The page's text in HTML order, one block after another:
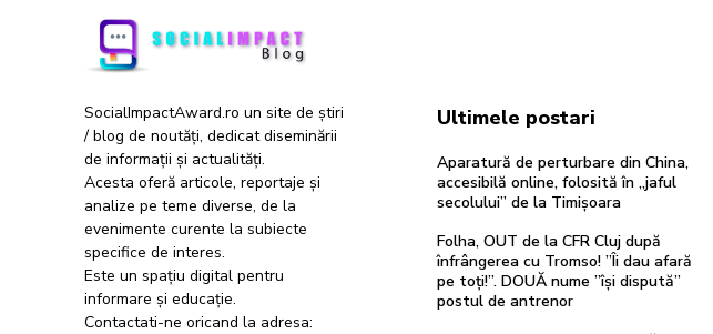
SocialImpactAward.ro un site de știri
/ blog de noutăți, dedicat diseminării
de informații și actualități.
Acesta oferă articole, reportaje și
analize pe teme diverse, de la
evenimente curente la subiecte
specifice de interes.
Este un spațiu digital pentru
informare și educație.
Contactati-ne oricand la adresa:
Ultimele postari
Aparatură de perturbare din China,
accesibilă online, folosită în „jaful
secolului” de la Timișoara
Folha, OUT de la CFR Cluj după
înfrângerea cu Tromso! ”Îi dau afară
pe toți!”. DOUĂ nume ”își dispută”
postul de antrenor